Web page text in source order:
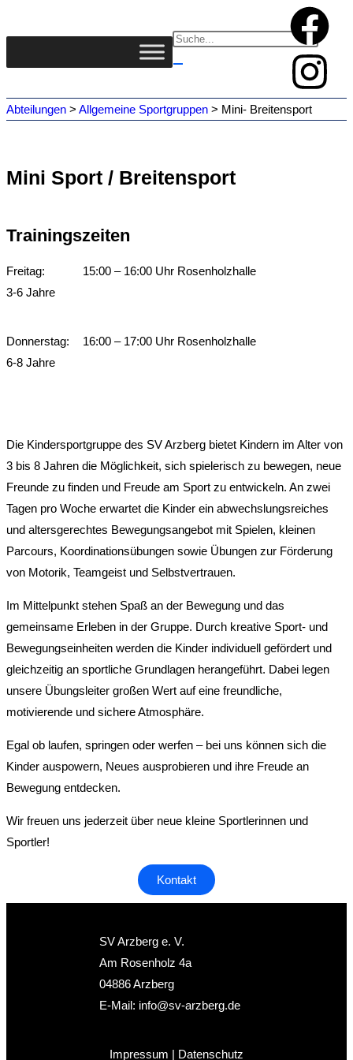
Abteilungen > Allgemeine Sportgruppen > Mini- Breitensport
Mini Sport / Breitensport
Trainingszeiten
Freitag:
3-6 Jahre
15:00 – 16:00 Uhr Rosenholzhalle
Donnerstag:
6-8 Jahre
16:00 – 17:00 Uhr Rosenholzhalle
Die Kindersportgruppe des SV Arzberg bietet Kindern im Alter von
3 bis 8 Jahren die Möglichkeit, sich spielerisch zu bewegen, neue
Freunde zu finden und Freude am Sport zu entwickeln. An zwei
Tagen pro Woche erwartet die Kinder ein abwechslungsreiches
und altersgerechtes Bewegungsangebot mit Spielen, kleinen
Parcours, Koordinationsübungen sowie Übungen zur Förderung
von Motorik, Teamgeist und Selbstvertrauen.
Im Mittelpunkt stehen Spaß an der Bewegung und das
gemeinsame Erleben in der Gruppe. Durch kreative Sport- und
Bewegungseinheiten werden die Kinder individuell gefördert und
gleichzeitig an sportliche Grundlagen herangeführt. Dabei legen
unsere Übungsleiter großen Wert auf eine freundliche,
motivierende und sichere Atmosphäre.
Egal ob laufen, springen oder werfen – bei uns können sich die
Kinder auspowern, Neues ausprobieren und ihre Freude an
Bewegung entdecken.
Wir freuen uns jederzeit über neue kleine Sportlerinnen und
Sportler!
Kontakt
SV Arzberg e. V.
Am Rosenholz 4a
04886 Arzberg
E-Mail: info@sv-arzberg.de
Impressum | Datenschutz